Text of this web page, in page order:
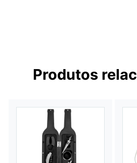
Produtos